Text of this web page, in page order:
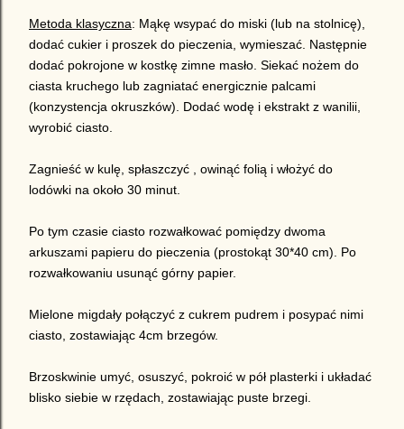
Metoda klasyczna: Mąkę wsypać do miski (lub na stolnicę),
dodać cukier i proszek do pieczenia, wymieszać. Następnie
dodać pokrojone w kostkę zimne masło. Siekać nożem do
ciasta kruchego lub zagniatać energicznie palcami
(konzystencja okruszków). Dodać wodę i ekstrakt z wanilii,
wyrobić ciasto.
Zagnieść w kulę, spłaszczyć , owinąć folią i włożyć do
lodówki na około 30 minut.
Po tym czasie ciasto rozwałkować pomiędzy dwoma
arkuszami papieru do pieczenia (prostokąt 30*40 cm). Po
rozwałkowaniu usunąć górny papier.
Mielone migdały połączyć z cukrem pudrem i posypać nimi
ciasto, zostawiając 4cm brzegów.
Brzoskwinie umyć, osuszyć, pokroić w pół plasterki i układać
blisko siebie w rzędach, zostawiając puste brzegi.